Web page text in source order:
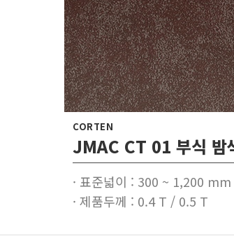
CORTEN
JMAC CT 01 부식 밤
· 표준넓이 : 300 ~ 1,200 mm
· 제품두께 : 0.4 T / 0.5 T